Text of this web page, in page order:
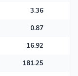
3.36
0.87
16.92
181.25